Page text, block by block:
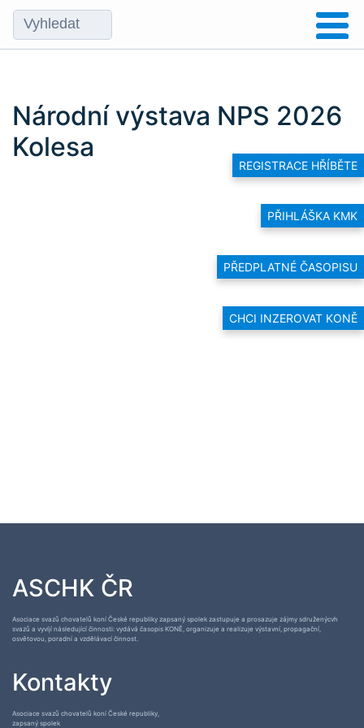
REGISTRACE HŘÍBĚTE
PŘIHLÁŠKA KMK
PŘEDPLATNÉ ČASOPISU
CHCI INZEROVAT KONĚ
Národní výstava NPS 2026
Kolesa
ASCHK ČR
Asociace svazů chovatelů koní České republiky zapsaný spolek zastupuje a prosazuje zájmy sdruženýcvh
svazů a vyvíjí následující činnosti: vydává časopis KONĚ, organizuje a realizuje výstavní, propagační,
osvětovou, poradní a vzdělávací činnost.
Kontakty
Asociace svazů chovatelů koní České republiky,
zapsaný spolek